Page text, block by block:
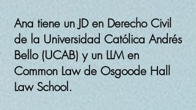
Ana tiene un JD en Derecho Civil
de la Universidad Católica Andrés
Bello (UCAB) y un LLM en
Common Law de Osgoode Hall
Law School.